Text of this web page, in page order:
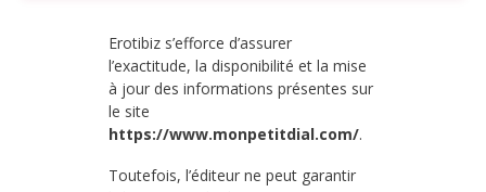
Erotibiz s’efforce d’assurer
l’exactitude, la disponibilité et la mise
à jour des informations présentes sur
le site
https://www.monpetitdial.com/.
Toutefois, l’éditeur ne peut garantir